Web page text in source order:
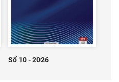
Số 10 - 2026